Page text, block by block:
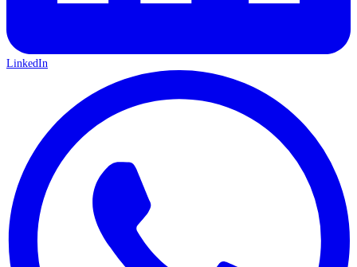
LinkedIn